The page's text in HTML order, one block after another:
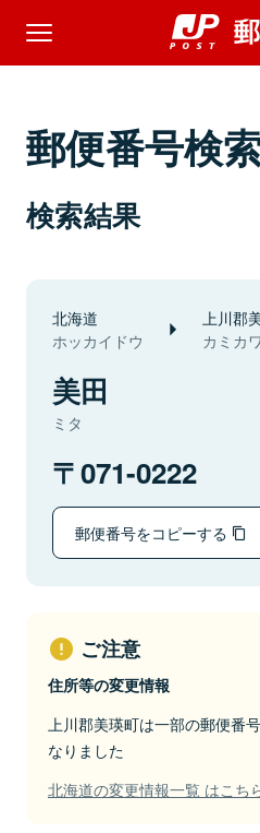
郵便番号検
検索結果
北海道
ホッカイドウ
上川郡
カミカ
美田
ミタ
071-0222
郵便番号をコピーする
ご注意
住所等の変更情報
上川郡美瑛町は一部の郵便番
なりました
北海道の変更情報一覧 はこち